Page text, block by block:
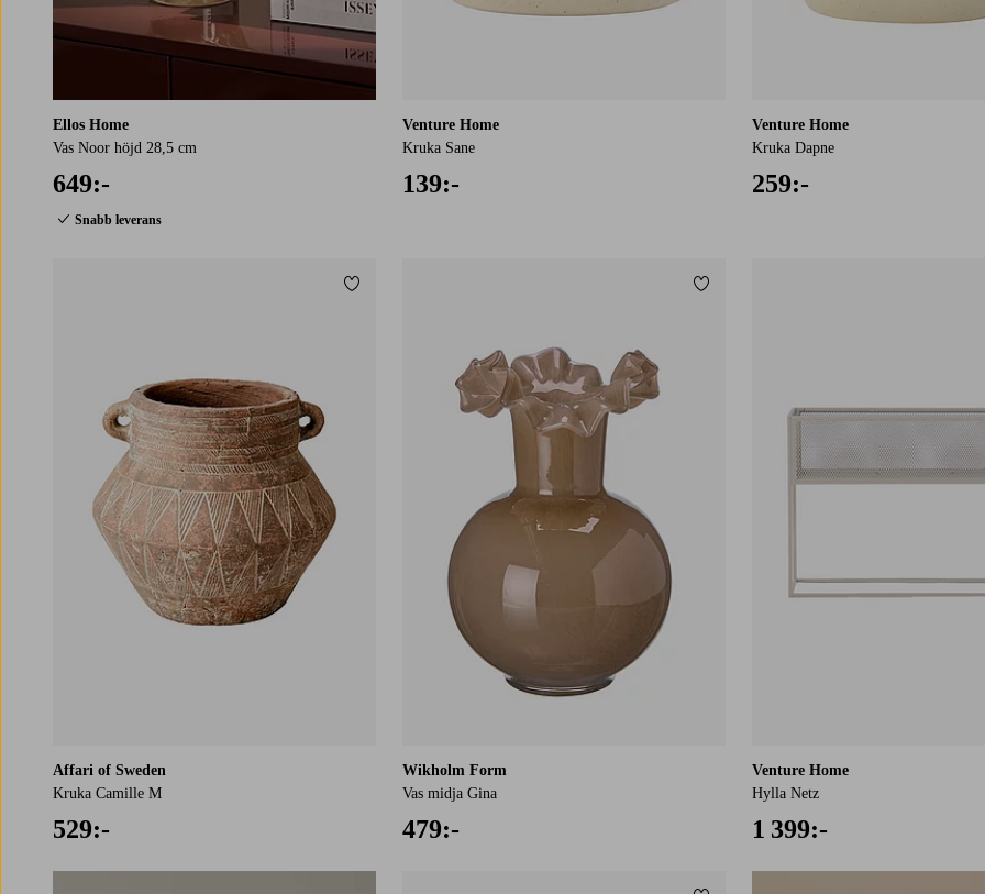
Ellos Home
Vas Noor höjd 28,5 cm
649:-
Snabb leverans
Venture Home
Kruka Sane
139:-
Venture Home
Kruka Dapne
259:-
Affari of Sweden
Kruka Camille M
529:-
Lägg till i favoriter
Wikholm Form
Vas midja Gina
479:-
Lägg till i favoriter
Venture Home
Hylla Netz
1 399:-